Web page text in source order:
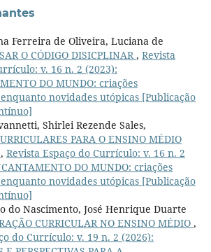
Ferreira de Oliveira, Luciana de
O CÓDIGO DISICPLINAR, Revista
v. 16 n. 2 (2023):
DO MUNDO: criações
novidades utópicas [Publicação
Shirlei Rezende Sales,
PARA O ENSINO MÉDIO
, Revista Espaço do Currículo: v. 16 n. 2
DO MUNDO: criações
novidades utópicas [Publicação
do Nascimento, José Henrique Duarte
CURRICULAR NO ENSINO MÉDIO ,
do Currículo: v. 19 n. 2 (2026):